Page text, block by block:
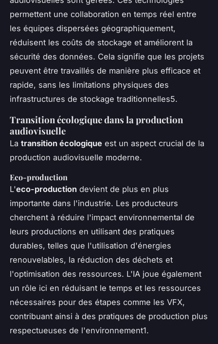
permettent une collaboration en temps réel entre
les équipes dispersées géographiquement,
réduisent les coûts de stockage et améliorent la
sécurité des données. Cela signifie que les projets
peuvent être travaillés de manière plus efficace et
rapide, sans les limitations physiques des
infrastructures de stockage traditionnelles5.
Transition écologique dans la production
audiovisuelle
La transition écologique est un aspect crucial de la
production audiovisuelle moderne.
Eco-production
L'eco-production devient de plus en plus
importante dans l'industrie. Les producteurs
cherchent à réduire l'impact environnemental de
leurs productions en utilisant des pratiques
durables, telles que l'utilisation d'énergies
renouvelables, la réduction des déchets et
l'optimisation des ressources. L'IA joue également
un rôle ici en réduisant le temps et les ressources
nécessaires pour des étapes comme les VFX,
contribuant ainsi à des pratiques de production plus
respectueuses de l'environnement1.